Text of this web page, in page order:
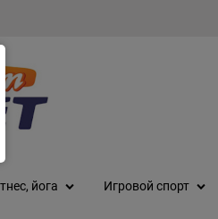
йога Игровой спорт